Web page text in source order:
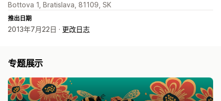
Bottova 1, Bratislava, 81109, SK
推出日期
2013年7月22日 · 更改日志
专题展示